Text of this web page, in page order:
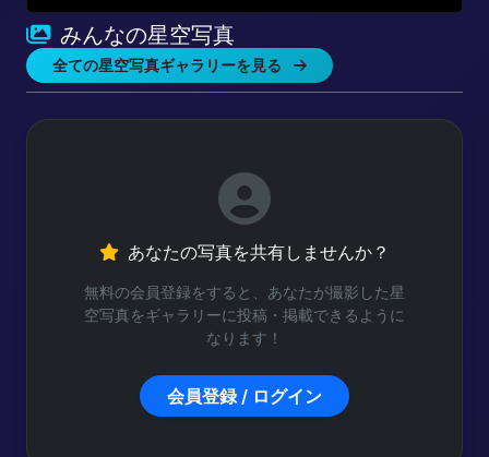
みんなの星空写真
全ての星空写真ギャラリーを見る
あなたの写真を共有しませんか？
無料の会員登録をすると、あなたが撮影した星
空写真をギャラリーに投稿・掲載できるように
なります！
会員登録 / ログイン